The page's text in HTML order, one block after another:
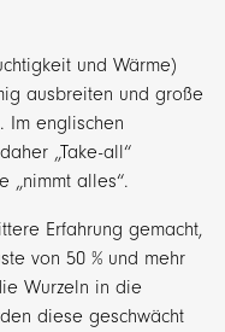
und Wärme)
ausbreiten und große
Im englischen
„Take-all“
„nimmt alles“.
Erfahrung gemacht,
von 50 % und mehr
Wurzeln in die
diese geschwächt